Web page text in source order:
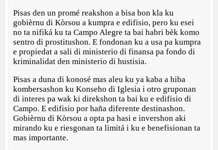
Pisas den un promé reakshon a bisa bon kla ku
gobièrnu di Kòrsou a kumpra e edifisio, pero ku esei
no ta nifiká ku ta Campo Alegre ta bai habri bèk komo
sentro di prostitushon. E fondonan ku a usa pa kumpra
e propiedat a sali di ministerio di finansa pa fondo di
kriminalidat den ministerio di hustisia.
Pisas a duna di konosé mas aleu ku ya kaba a hiba
kombersashon ku Konseho di Iglesia i otro gruponan
di interes pa wak ki direkshon ta bai ku e edifisio di
Campo. E edifisio por haña diferente destinashon.
Gobièrnu di Kòrsou a opta pa hasi e invershon aki
mirando ku e riesgonan ta limitá i ku e benefisionan ta
mas importante.